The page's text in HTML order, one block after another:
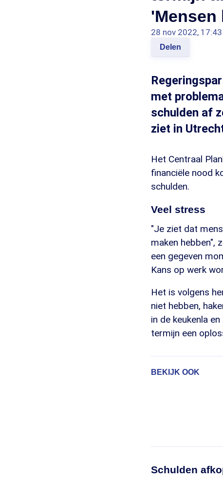
'Mensen
28 nov 2022, 17:43
Delen
met
schulden af
ziet in
Het Centraal
financiële nood
schulden.
Veel stress
"Je ziet dat
maken hebben",
een gegeven
Kans op werk
Het is volgens
niet hebben,
in de keukenla
termijn een
BEKIJK OOK
Schulden